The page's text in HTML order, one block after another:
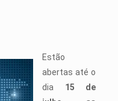
Estão
abertas até o
dia 15 de